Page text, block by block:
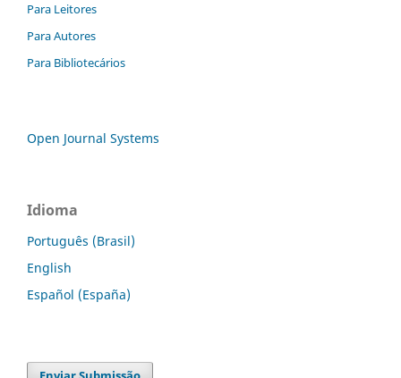
Para Leitores
Para Autores
Para Bibliotecários
Open Journal Systems
Idioma
Português (Brasil)
English
Español (España)